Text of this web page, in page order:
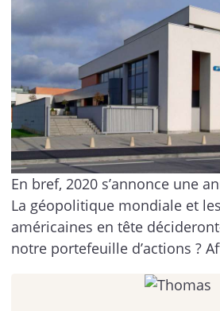
En bref, 2020 s’annonce une
La géopolitique mondiale et
américaines en tête
notre portefeuille d’actions ?